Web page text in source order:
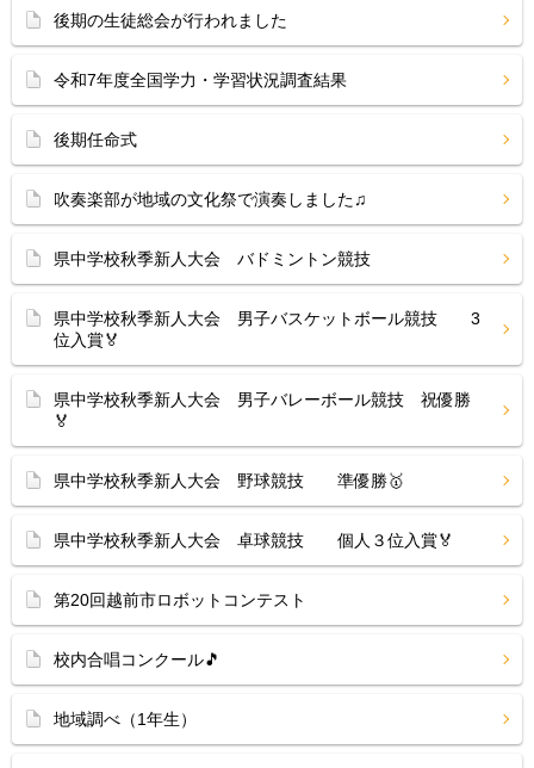
後期の生徒総会が行われました
令和7年度全国学力・学習状況調査結果
後期任命式
吹奏楽部が地域の文化祭で演奏しました♫
県中学校秋季新人大会 バドミントン競技
県中学校秋季新人大会 男子バスケットボール競技 3
位入賞🏅
県中学校秋季新人大会 男子バレーボール競技 祝優勝
🏅
県中学校秋季新人大会 野球競技 準優勝🥇
県中学校秋季新人大会 卓球競技 個人３位入賞🏅
第20回越前市ロボットコンテスト
校内合唱コンクール🎵
地域調べ（1年生）